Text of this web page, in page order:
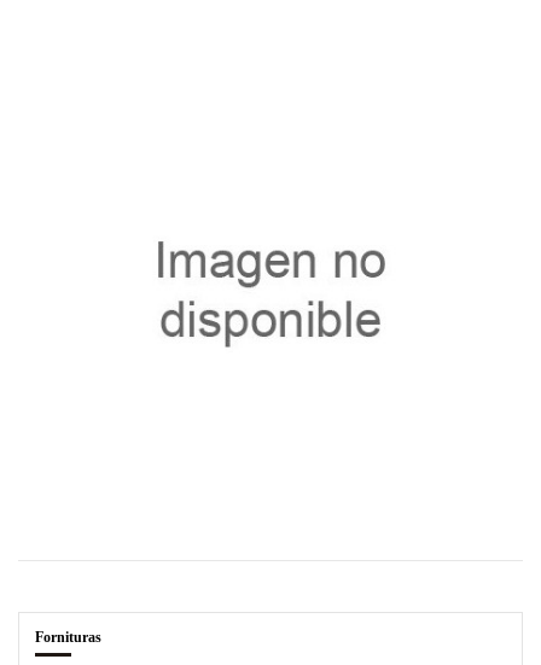
40146.9
Fornituras